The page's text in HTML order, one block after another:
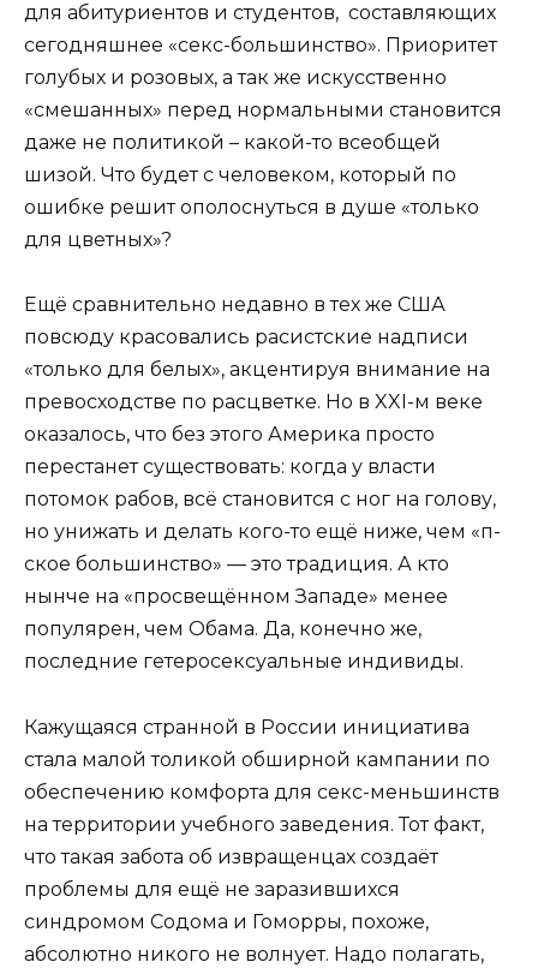
для абитуриентов и студентов, составляющих
сегодняшнее «секс-большинство». Приоритет
голубых и розовых, а так же искусственно
«смешанных» перед нормальными становится
даже не политикой – какой-то всеобщей
шизой. Что будет с человеком, который по
ошибке решит ополоснуться в душе «только
для цветных»?
Ещё сравнительно недавно в тех же США
повсюду красовались расистские надписи
«только для белых», акцентируя внимание на
превосходстве по расцветке. Но в XXI-м веке
оказалось, что без этого Америка просто
перестанет существовать: когда у власти
потомок рабов, всё становится с ног на голову,
но унижать и делать кого-то ещё ниже, чем «п-
ское большинство» — это традиция. А кто
нынче на «просвещённом Западе» менее
популярен, чем Обама. Да, конечно же,
последние гетеросексуальные индивиды.
Кажущаяся странной в России инициатива
стала малой толикой обширной кампании по
обеспечению комфорта для секс-меньшинств
на территории учебного заведения. Тот факт,
что такая забота об извращенцах создаёт
проблемы для ещё не заразившихся
синдромом Содома и Гоморры, похоже,
абсолютно никого не волнует. Надо полагать,